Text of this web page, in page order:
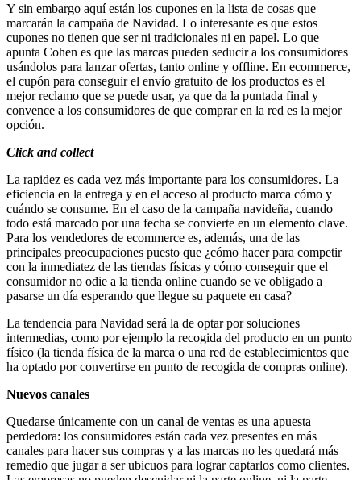
Y sin embargo aquí están los cupones en la lista de cosas que
marcarán la campaña de Navidad. Lo interesante es que estos
cupones no tienen que ser ni tradicionales ni en papel. Lo que
apunta Cohen es que las marcas pueden seducir a los consumidores
usándolos para lanzar ofertas, tanto online y offline. En ecommerce,
el cupón para conseguir el envío gratuito de los productos es el
mejor reclamo que se puede usar, ya que da la puntada final y
convence a los consumidores de que comprar en la red es la mejor
opción.
Click and collect
La rapidez es cada vez más importante para los consumidores. La
eficiencia en la entrega y en el acceso al producto marca cómo y
cuándo se consume. En el caso de la campaña navideña, cuando
todo está marcado por una fecha se convierte en un elemento clave.
Para los vendedores de ecommerce es, además, una de las
principales preocupaciones puesto que ¿cómo hacer para competir
con la inmediatez de las tiendas físicas y cómo conseguir que el
consumidor no odie a la tienda online cuando se ve obligado a
pasarse un día esperando que llegue su paquete en casa?
La tendencia para Navidad será la de optar por soluciones
intermedias, como por ejemplo la recogida del producto en un punto
físico (la tienda física de la marca o una red de establecimientos que
ha optado por convertirse en punto de recogida de compras online).
Nuevos canales
Quedarse únicamente con un canal de ventas es una apuesta
perdedora: los consumidores están cada vez presentes en más
canales para hacer sus compras y a las marcas no les quedará más
remedio que jugar a ser ubicuos para lograr captarlos como clientes.